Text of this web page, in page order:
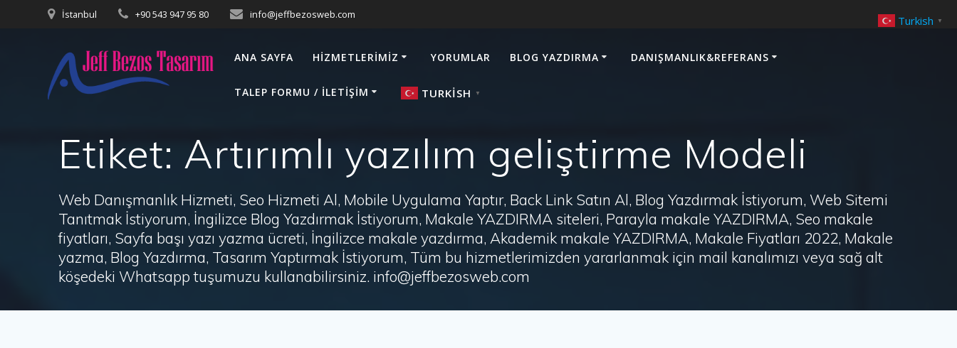
İstanbul +90 543 947 95 80 info@jeffbezosweb.com
ANA SAYFA HIZMETLERIMIZ YORUMLAR BLOG YAZDIRMA DANIŞMANLIK&REFERANS
TALEP FORMU / İLETIŞIM TURKISH ▼
Etiket: Artırımlı yazılım geliştirme Modeli
Web Danışmanlık Hizmeti, Seo Hizmeti Al, Mobile Uygulama Yaptır, Back Link Satın Al, Blog Yazdırmak İstiyorum, Web Sitemi
Tanıtmak İstiyorum, İngilizce Blog Yazdırmak İstiyorum, Makale YAZDIRMA siteleri, Parayla makale YAZDIRMA, Seo makale
fiyatları, Sayfa başı yazı yazma ücreti, İngilizce makale yazdırma, Akademik makale YAZDIRMA, Makale Fiyatları 2022, Makale
yazma, Blog Yazdırma, Tasarım Yaptırmak İstiyorum, Tüm bu hizmetlerimizden yararlanmak için mail kanalımızı veya sağ alt
köşedeki Whatsapp tuşumuzu kullanabilirsiniz. info@jeffbezosweb.com
Turkish ▼